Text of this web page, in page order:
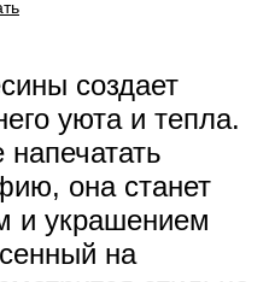
создает
уюта и тепла.
она станет
и украшением
на